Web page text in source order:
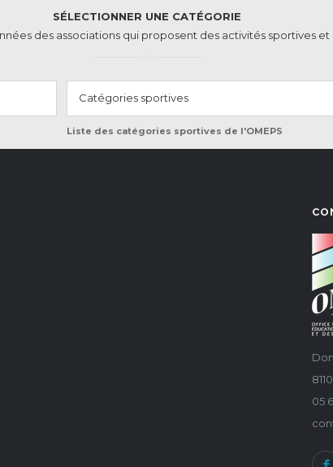
SÉLECTIONNER UNE CATÉGORIE
des associations qui proposent des activités sportives
Catégories sportives
Liste des catégories sportives de l'OMEPS
05